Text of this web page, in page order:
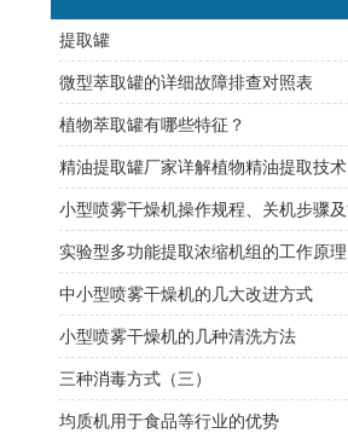
提取罐
微型萃取罐的详细故障排查对照表
植物萃取罐有哪些特征？
精油提取罐厂家详解植物精油提取技术
实验型多功能提取浓缩机组的工作原理
中小型喷雾干燥机的几大改进方式
小型喷雾干燥机的几种清洗方法
三种消毒方式（三）
均质机用于食品等行业的优势